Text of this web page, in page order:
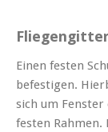
Einen festen
befestigen.
sich um
festen Rahmen.